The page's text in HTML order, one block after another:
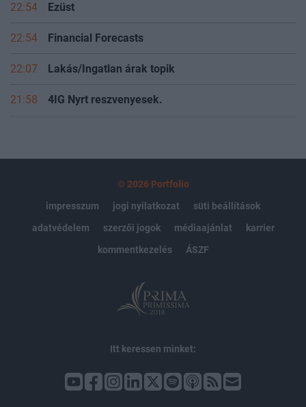
22:54 Ezüst
22:54 Financial Forecasts
22:07 Lakás/Ingatlan árak topik
21:58 4IG Nyrt reszvenyesek.
© 2026 Portfolio
impresszum
jogi nyilatkozat
süti beállítások
adatvédelem
szerzői jogok médiaajánlat
karrier
kommentkezelés
ÁSZF
Itt keressen minket: